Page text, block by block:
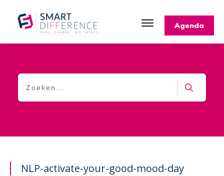
Agenda
NLP-activate-your-good-mood-day